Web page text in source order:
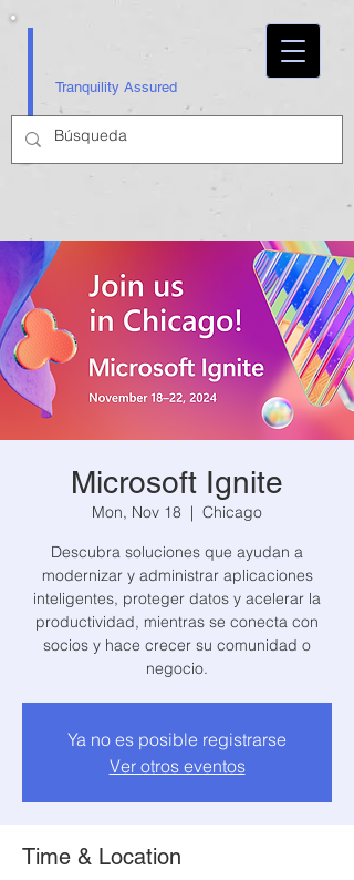
Tranquility Assured
Microsoft Ignite
Mon, Nov 18
  |
Chicago
Descubra soluciones que ayudan a
modernizar y administrar aplicaciones
inteligentes, proteger datos y acelerar la
productividad, mientras se conecta con
socios y hace crecer su comunidad o
Ya no es posible registrarse
Ver otros eventos
Time & Location